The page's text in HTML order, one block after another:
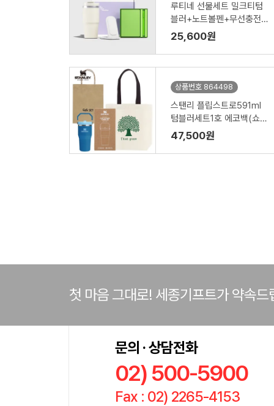
루티네 선물세트 밀크티텀
블러+노트볼펜+무선충전
기
25,600원
상품번호 864498
스탠리 플립스트로591ml
텀블러세트1호 에코백(쇼핑
백포함)
47,500원
첫 마음 그대로! 세종기프트가 약속드
문의 · 상담전화
02) 500-5900
Fax : 02) 2265-4153